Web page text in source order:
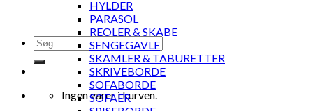
Søg
efter:
Ingen varer i kurven.
HYLDER
PARASOL
REOLER & SKABE
SENGEGAVLE
SKAMLER & TABURETTER
SKRIVEBORDE
SOFABORDE
SOFAER